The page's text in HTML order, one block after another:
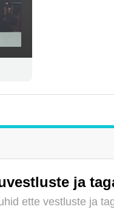
ja
ette vestluste ja